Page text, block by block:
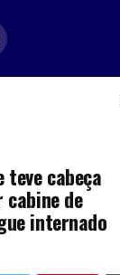
teve cabeça
cabine de
internado